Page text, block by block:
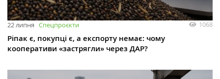
22 липня Спецпроєкти 1068
Ріпак є, покупці є, а експорту немає: чому
кооперативи «застрягли» через ДАР?